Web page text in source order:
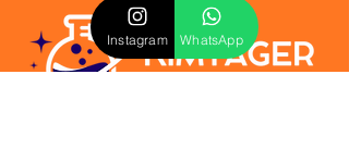
Instagram WhatsApp